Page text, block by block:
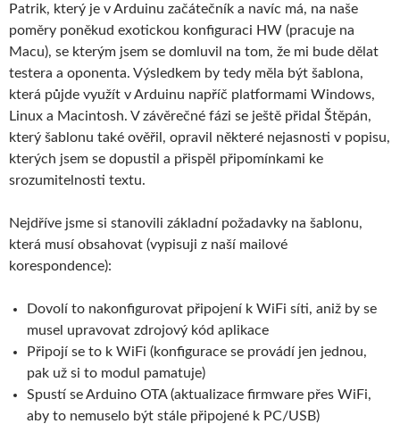
Patrik, který je v Arduinu začátečník a navíc má, na naše
poměry poněkud exotickou konfiguraci HW (pracuje na
Macu), se kterým jsem se domluvil na tom, že mi bude dělat
testera a oponenta. Výsledkem by tedy měla být šablona,
která půjde využít v Arduinu napříč platformami Windows,
Linux a Macintosh. V závěrečné fázi se ještě přidal Štěpán,
který šablonu také ověřil, opravil některé nejasnosti v popisu,
kterých jsem se dopustil a přispěl připomínkami ke
srozumitelnosti textu.
Nejdříve jsme si stanovili základní požadavky na šablonu,
která musí obsahovat (vypisuji z naší mailové
korespondence):
Dovolí to nakonfigurovat připojení k WiFi síti, aniž by se
musel upravovat zdrojový kód aplikace
Připojí se to k WiFi (konfigurace se provádí jen jednou,
pak už si to modul pamatuje)
Spustí se Arduino OTA (aktualizace firmware přes WiFi,
aby to nemuselo být stále připojené k PC/USB)